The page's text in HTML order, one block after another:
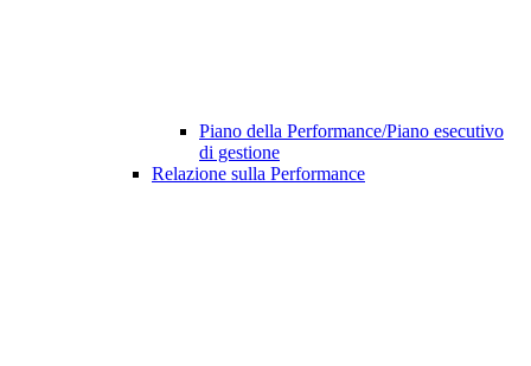
Piano della Performance/Piano esecutivo
di gestione
Relazione sulla Performance